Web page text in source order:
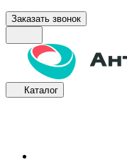
Заказать звонок
Каталог